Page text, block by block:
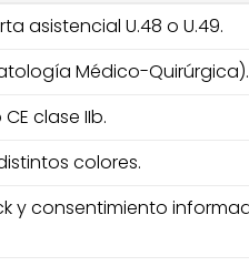
asistencial U.48 o U.49.
Médico-Quirúrgica).
clase IIb.
colores.
y consentimiento